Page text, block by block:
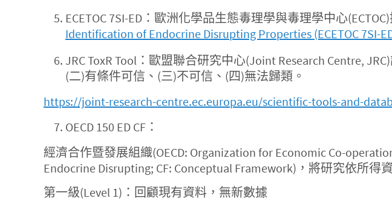
ECETOC 7SI-ED：歐洲化學品生態毒理學與毒理學中心
Identification of Endocrine Disrupting Properties (ECETOC 7SI-
JRC ToxR Tool：歐盟聯合研究中心(Joint Research Centre,
(二)有條件可信、(三)不可信、(四)無法歸類。
https://joint-research-centre.ec.europa.eu/scientific-tools-and-
OECD 150 ED CF：
經濟合作暨發展組織(OECD: Organization for Economic Co-
Endocrine Disrupting; CF: Conceptual Framework)，將研究依所得
第一級(Level 1)：回顧現有資料，無新數據